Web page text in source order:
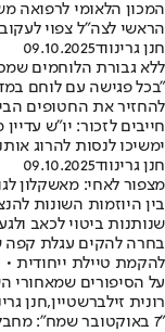
המכון הלאומי לרפואה
הראשי לצה״ל צפוי
חנן גרינווד09.10.2025
ללא גבורת הלוחמים
"בכל פגישה עם לוחם
להחזיר את החטופים
חייבים לזכור: יו"ש
ימשיכו לנסות להרוג
חנן גרינווד09.10.2025
מצפור לאחי: מאשקלון
בין היוזמות השונות
שנותנות ביטוי לכאב
בחרה להקים עגלת קפה
להקמת טיילת ייחודית
על הסיפורים שמאחורי
רונית זילברשטיין,חנן
"7 באוקטובר שמח":